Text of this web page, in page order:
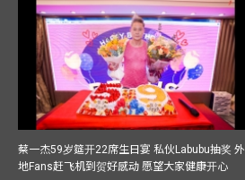
蔡一杰59岁筵开22席生日宴 私伙Labubu抽奖 外
地Fans赶飞机到贺好感动 愿望大家健康开心